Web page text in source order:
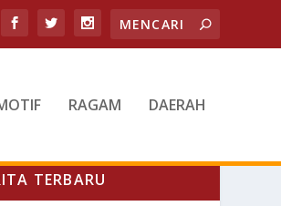
RAGAM DAERAH
TERBARU